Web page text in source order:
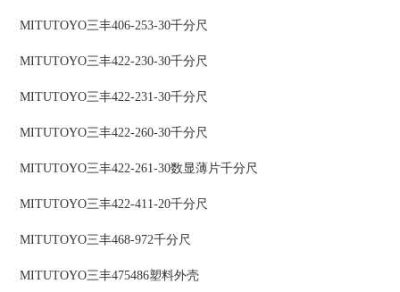
MITUTOYO三丰406-253-30千分尺
MITUTOYO三丰422-230-30千分尺
MITUTOYO三丰422-231-30千分尺
MITUTOYO三丰422-260-30千分尺
MITUTOYO三丰422-261-30数显薄片千分尺
MITUTOYO三丰422-411-20千分尺
MITUTOYO三丰468-972千分尺
MITUTOYO三丰475486塑料外壳